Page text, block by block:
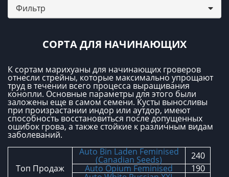
Фильтр
СОРТА ДЛЯ НАЧИНАЮЩИХ
К сортам марихуаны для начинающих гроверов
отнесли стрейны, которые максимально упрощают
труд в течении всего процесса выращивания
конопли. Основные параметры для этого были
заложены еще в самом семени. Кусты выносливы
при произрастании индор или аутдор, имеют
способность восстановиться после допущенных
ошибок грова, а также стойкие к различным видам
заболеваний.
Топ Продаж
Auto Bin Laden Feminised
(Canadian Seeds)
240
Auto Opium Feminised
190